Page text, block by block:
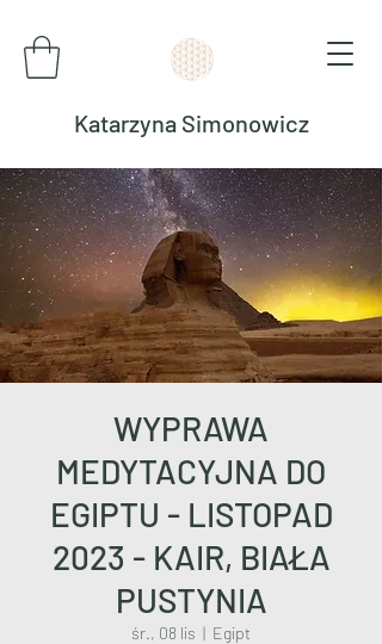
Katarzyna Simonowicz
WYPRAWA
MEDYTACYJNA DO
EGIPTU - LISTOPAD
2023 - KAIR, BIAŁA
PUSTYNIA
śr., 08 lis
  |
Egipt